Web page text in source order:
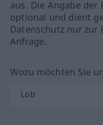
aus. Die Angabe der
optional und dient
Datenschutz nur
Anfrage.
Wozu möchten Sie